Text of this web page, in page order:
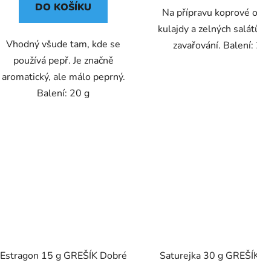
DO KOŠÍKU
Vhodný všude tam, kde se
používá pepř. Je značně
aromatický, ale málo peprný.
Balení: 20 g
Na přípravu koprové
kulajdy a zelných
zavařování. Balení:
Estragon 15 g GREŠÍK Dobré
Saturejka 30 g